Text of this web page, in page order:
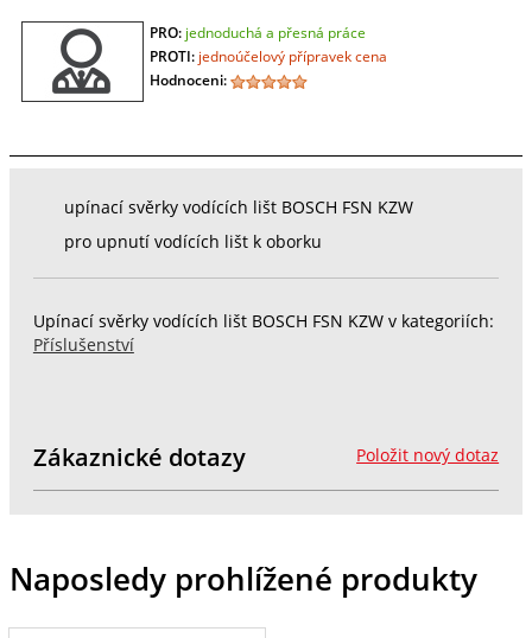
PRO: jednoduchá a přesná práce
PROTI: jednoúčelový přípravek cena
Hodnoceni:
upínací svěrky vodících lišt BOSCH FSN KZW
pro upnutí vodících lišt k oborku
Upínací svěrky vodících lišt BOSCH FSN KZW v kategoriích:
Příslušenství
Položit nový dotaz
Zákaznické dotazy
Naposledy prohlížené produkty